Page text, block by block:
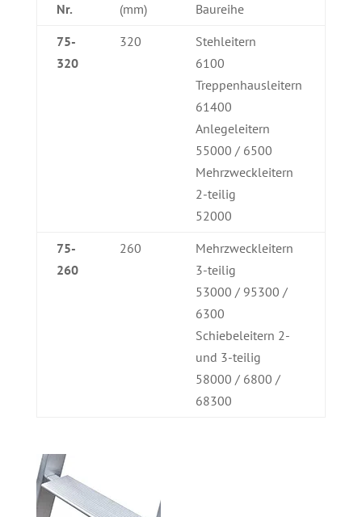
Nr.
(mm)
Baureihe
75-
320
320
Stehleitern
6100
Treppenhausleitern
61400
Anlegeleitern
55000 / 6500
Mehrzweckleitern
2-teilig
52000
75-
260
260
Mehrzweckleitern
3-teilig
53000 / 95300 /
6300
Schiebeleitern 2-
und 3-teilig
58000 / 6800 /
68300